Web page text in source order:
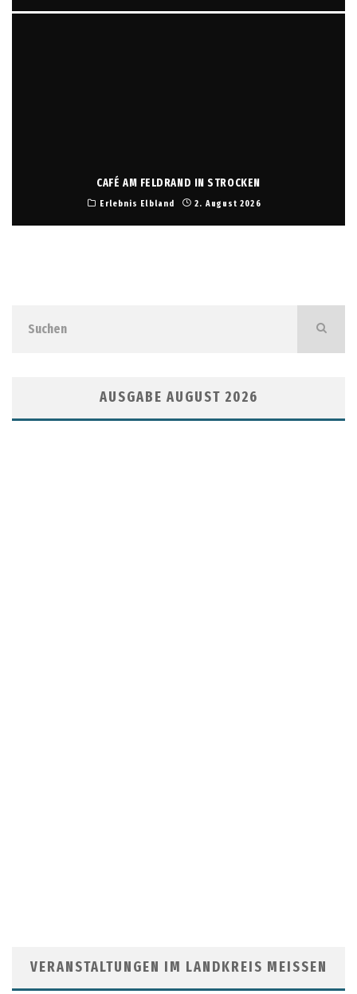
CAFÉ AM FELDRAND IN STROCKEN
Erlebnis Elbland 2. August 2026
AUSGABE AUGUST 2026
VERANSTALTUNGEN IM LANDKREIS MEISSEN